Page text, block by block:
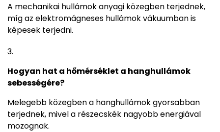
A mechanikai hullámok anyagi közegben terjednek,
míg az elektromágneses hullámok vákuumban is
képesek terjedni.
Hogyan hat a hőmérséklet a hanghullámok
sebességére?
Melegebb közegben a hanghullámok gyorsabban
terjednek, mivel a részecskék nagyobb energiával
mozognak.